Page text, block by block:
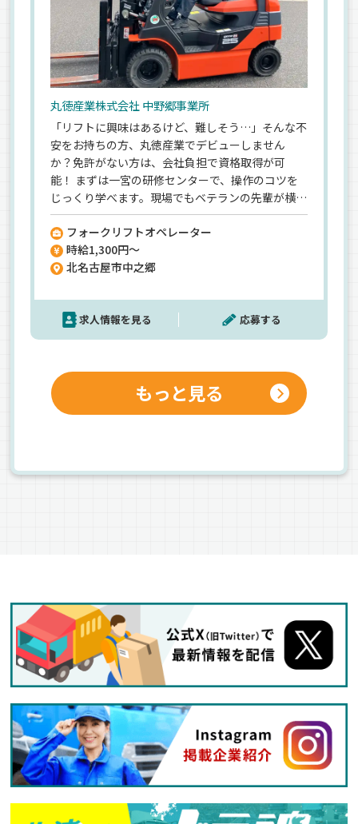
丸徳産業株式会社 中野郷事業所
「リフトに興味はあるけど、難しそう…」そんな不
安をお持ちの方、丸徳産業でデビューしません
か？免許がない方は、会社負担で資格取得が可
能！ まずは一宮の研修センターで、操作のコツを
じっくり学べます。現場でもベテランの先輩が横に
ついて教えるので、焦る必要はありません。 扱う
のは医療品や自動車バッテリーなど。1日のコンテ
ナ数は少なめで、時間に追われてバタバタすること
はありません。重い荷物を手で運ぶこともほぼな
なった」という声も多いんです。17:15の定時退社
が基本。20年以上続くスタッフが多いのは、無理
なく続けられる環境があるからです。まずは履歴書
フォークリフトオペレーター
時給1,300円～
北名古屋市中之郷
求人情報を見る 応募する
もっと見る